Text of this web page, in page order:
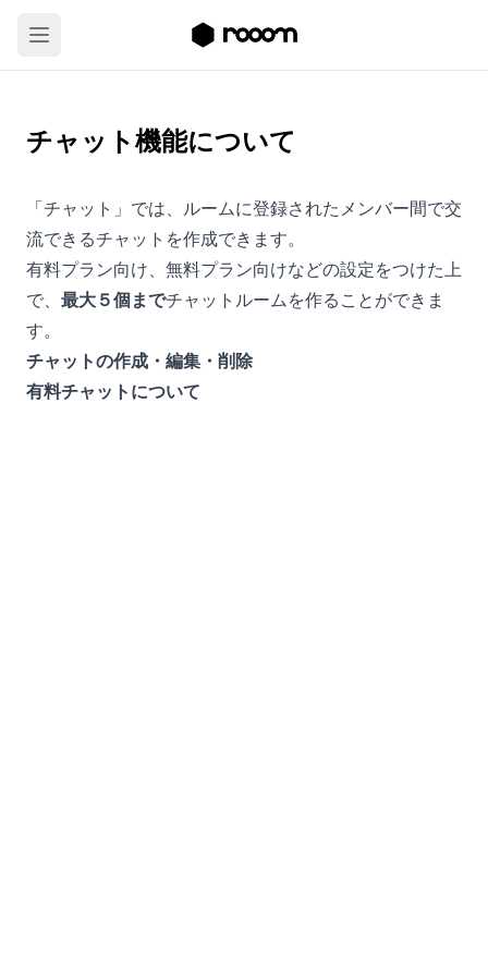
チャット機能について
「チャット」では、ルームに登録されたメンバー間で交
流できるチャットを作成できます。
有料プラン向け、無料プラン向けなどの設定をつけた上
で、 最大５個までチャットルームを作ることができま
す。
チャットの作成・編集・削除
有料チャットについて